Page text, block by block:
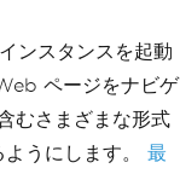
ンスタンスを起動
ページをナビゲ
むさまざまな形式
うにします。 最